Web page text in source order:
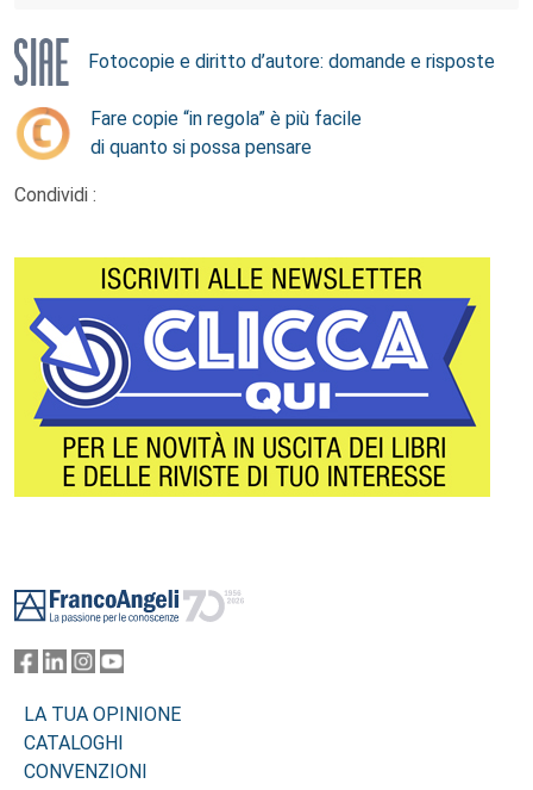
Fotocopie e diritto d’autore: domande e risposte
Fare copie “in regola” è più facile
di quanto si possa pensare
Condividi :
LA TUA OPINIONE
CATALOGHI
CONVENZIONI